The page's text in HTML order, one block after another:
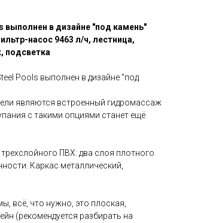
выполнен в дизайне "под камень"
насос 9463 л/ч, лестница,
подсветка
Pools выполнен в дизайне "под
являются встроенный гидромассаж
с такими опциями станет ещё
ПВХ: два слоя плотного
Каркас металлический,
всё, что нужно, это плоская,
(рекомендуется разбирать на